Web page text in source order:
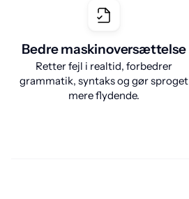
Bedre maskinoversættelse
Retter fejl i realtid, forbedrer
grammatik, syntaks og gør sproget
mere flydende.